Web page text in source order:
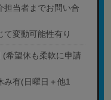
担当者までお問い合
変動可能性有り
(希望休も柔軟に申請
有(日曜日＋他1